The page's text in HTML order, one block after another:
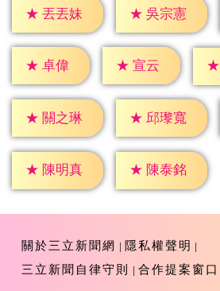
★ 丟丟妹 ★ 吳宗憲
★ 卓偉 ★ 宣云 ★
★ 關之琳 ★ 邱瓈寬
★ 陳明真 ★ 陳泰銘
關於三立新聞網
隱私權聲明
三立新聞自律守則
合作提案窗口